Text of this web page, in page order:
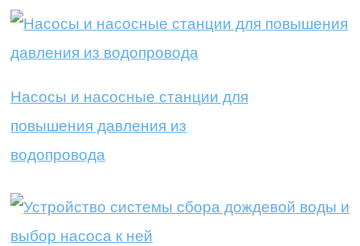
Насосы и насосные станции для
повышения давления из
водопровода